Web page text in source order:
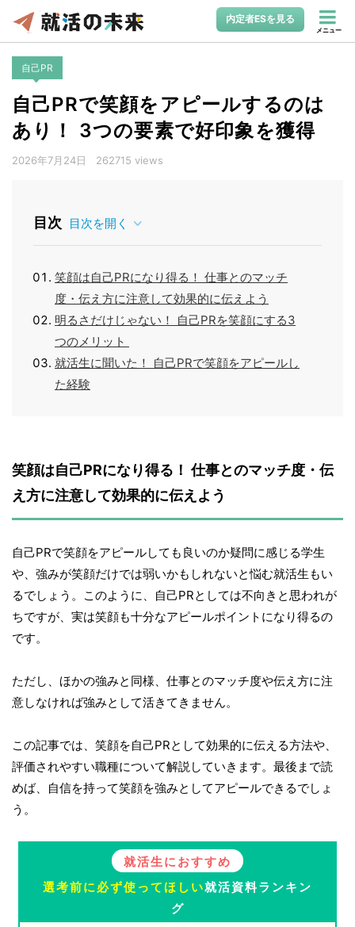
内定者ESを見る
メニュー
自己PR
自己PRで笑顔をアピールするのは
あり！ 3つの要素で好印象を獲得
2026年7月24日 262715 views
目次 目次を開く
笑顔は自己PRになり得る！ 仕事とのマッチ
度・伝え方に注意して効果的に伝えよう
明るさだけじゃない！ 自己PRを笑顔にする3
つのメリット
就活生に聞いた！ 自己PRで笑顔をアピールし
た経験
笑顔は自己PRになり得る！ 仕事とのマッチ度・伝
え方に注意して効果的に伝えよう
自己PRで笑顔をアピールしても良いのか疑問に感じる学生
や、強みが笑顔だけでは弱いかもしれないと悩む就活生もい
るでしょう。このように、自己PRとしては不向きと思われが
ちですが、実は笑顔も十分なアピールポイントになり得るの
です。
ただし、ほかの強みと同様、仕事とのマッチ度や伝え方に注
意しなければ強みとして活きてきません。
この記事では、笑顔を自己PRとして効果的に伝える方法や、
評価されやすい職種について解説していきます。最後まで読
めば、自信を持って笑顔を強みとしてアピールできるでしょ
う。
就活生におすすめ
選考前に必ず使ってほしい就活資料ランキン
グ